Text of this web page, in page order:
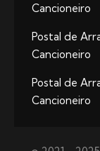
Cancioneiro
Postal de
Cancioneiro
Postal de
Cancioneiro